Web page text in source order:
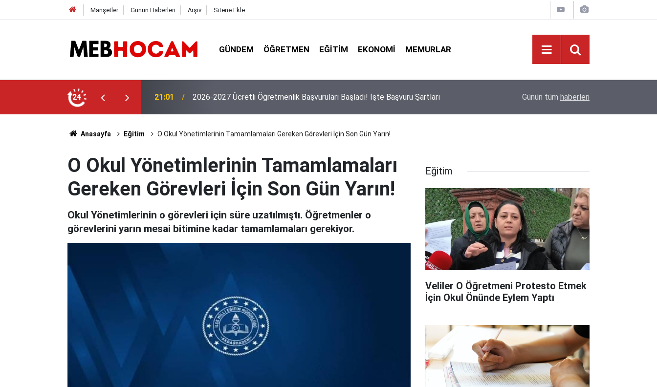
Manşetler Günün Haberleri Arşiv Sitene Ekle
GÜNDEM ÖĞRETMEN EĞITIM EKONOMI MEMURLAR
24
Başladı! İşte Başvuru Şartları 19:02 MEB'den Yeni Ücretli Öğretmen Açıklaması Günün tüm haberleri
Anasayfa Eğitim O Okul Yönetimlerinin Tamamlamaları Gereken Görevleri İçin Son Gün Yarın!
O Okul Yönetimlerinin Tamamlamaları
Gereken Görevleri İçin Son Gün Yarın!
Okul Yönetimlerinin o görevleri için süre uzatılmıştı. Öğretmenler o
görevlerini yarın mesai bitimine kadar tamamlamaları gerekiyor.
Eğitim
Veliler O Öğretmeni Protesto Etmek
İçin Okul Önünde Eylem Yaptı